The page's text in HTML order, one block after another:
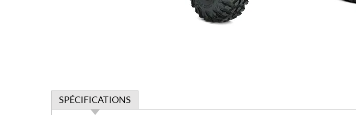
SPÉCIFICATIONS